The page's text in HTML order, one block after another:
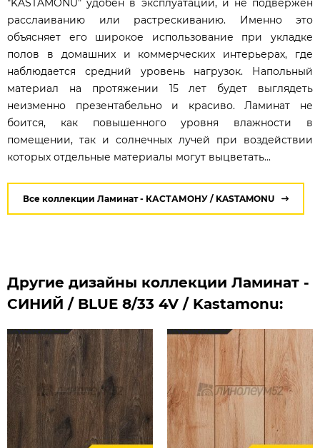
расслаиванию или растрескиванию. Именно это
объясняет его широкое использование при укладке
полов в домашних и коммерческих интерьерах, где
наблюдается средний уровень нагрузок. Напольный
материал на протяжении 15 лет будет выглядеть
неизменно презентабельно и красиво. Ламинат не
боится, как повышенного уровня влажности в
помещении, так и солнечных лучей при воздействии
которых отдельные материалы могут выцветать...
Все коллекции Ламинат - КАСТАМОНУ / KASTAMONU
Другие дизайны коллекции Ламинат -
СИНИЙ / BLUE 8/33 4V / Kastamonu: